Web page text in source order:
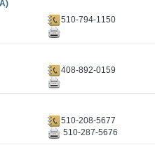
510-794-1150
408-892-0159
510-208-5677
510-287-5676